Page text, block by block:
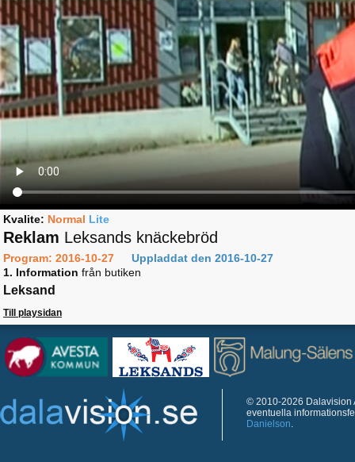
Kvalite: Normal Lite
Reklam Leksands knäckebröd
Program: 2016-10-27
Uppladdat den 2016-10-27
1. Information från butiken
Leksand
Till playsidan
© 2010-2026 Dalavision
eventuella
Danielson.